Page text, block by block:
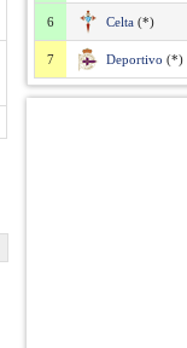
6 Celta (*)
7 Deportivo (*)